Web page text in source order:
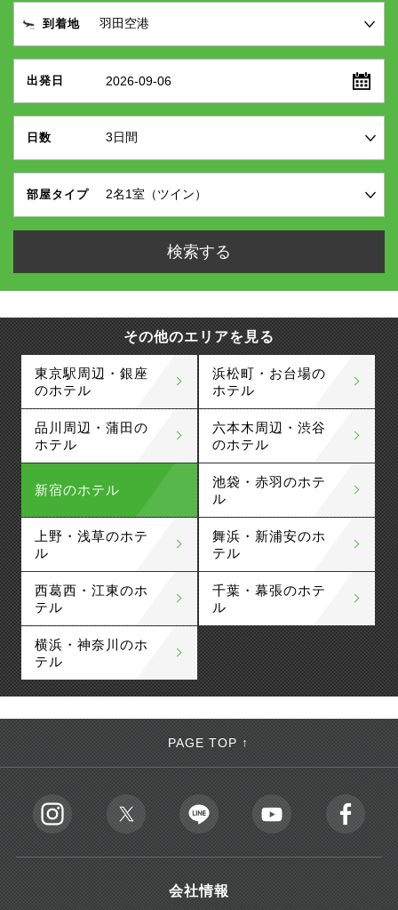
到着地
出発日 2026-09-06
日数
部屋タイプ
その他のエリアを見る
東京駅周辺・銀座
のホテル
浜松町・お台場の
ホテル
品川周辺・蒲田の
ホテル
六本木周辺・渋谷
のホテル
新宿のホテル
池袋・赤羽のホテ
ル
上野・浅草のホテ
ル
舞浜・新浦安のホ
テル
西葛西・江東のホ
テル
千葉・幕張のホテ
ル
横浜・神奈川のホ
テル
PAGE TOP ↑
会社情報